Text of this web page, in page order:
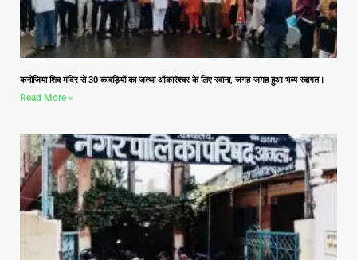
कनोजिया शिव मंदिर से 30 कावड़ियों का जत्था ओंकारेश्वर के लिए रवाना, जगह-जगह हुआ भव्य स्वागत।
Read More »